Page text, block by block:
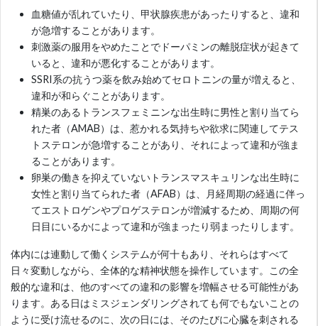
血糖値が乱れていたり、甲状腺疾患があったりすると、違和
が急増することがあります。
刺激薬の服用をやめたことでドーパミンの離脱症状が起きて
いると、違和が悪化することがあります。
SSRI系の抗うつ薬を飲み始めてセロトニンの量が増えると、
違和が和らぐことがあります。
精巣のあるトランスフェミニンな出生時に男性と割り当てら
れた者（AMAB）は、惹かれる気持ちや欲求に関連してテス
トステロンが急増することがあり、それによって違和が強ま
ることがあります。
卵巣の働きを抑えていないトランスマスキュリンな出生時に
女性と割り当てられた者（AFAB）は、月経周期の経過に伴っ
てエストロゲンやプロゲステロンが増減するため、周期の何
日目にいるかによって違和が強まったり弱まったりします。
体内には連動して働くシステムが何十もあり、それらはすべて
日々変動しながら、全体的な精神状態を操作しています。この全
般的な違和は、他のすべての違和の影響を増幅させる可能性があ
ります。ある日はミスジェンダリングされても何でもないことの
ように受け流せるのに、次の日には、そのたびに心臓を刺される